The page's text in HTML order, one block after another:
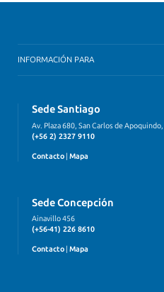
INFORMACIÓN PARA
Sede Santiago
Av. Plaza 680, San Carlos de
(+56 2) 2327 9110
Contacto | Mapa
Sede Concepción
Ainavillo 456
(+56-41) 226 8610
Contacto Mapa